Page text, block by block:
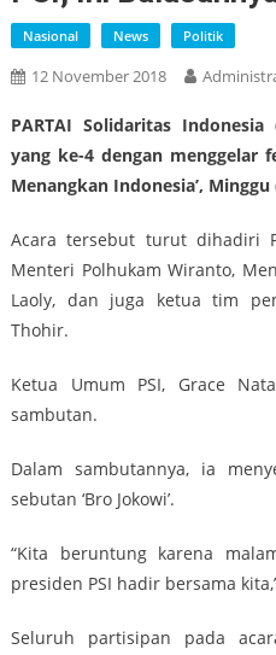
Nasional News Politik
12 November 2018
PARTAI Solidaritas
yang ke-4 dengan menggelar
Menangkan Indonesia’,
Acara tersebut turut dihadiri
Menteri Polhukam Wiranto,
Laoly, dan juga ketua tim
Thohir.
Ketua Umum PSI, Grace
sambutan.
Dalam sambutannya, ia
sebutan ‘Bro Jokowi’.
“Kita beruntung karena
presiden PSI hadir bersama
Seluruh partisipan pada